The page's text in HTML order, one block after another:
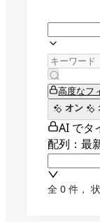
高度なフ
オン
AI でタ
配列：最
全 0 件 ，